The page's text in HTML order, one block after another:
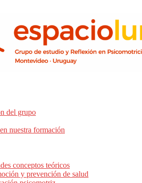
del grupo
nuestra formación
conceptos teóricos
y prevención de salud